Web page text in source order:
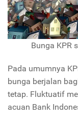
Bunga KPR
Pada umumnya
bunga berjalan
tetap. Fluktuatif
acuan Bank